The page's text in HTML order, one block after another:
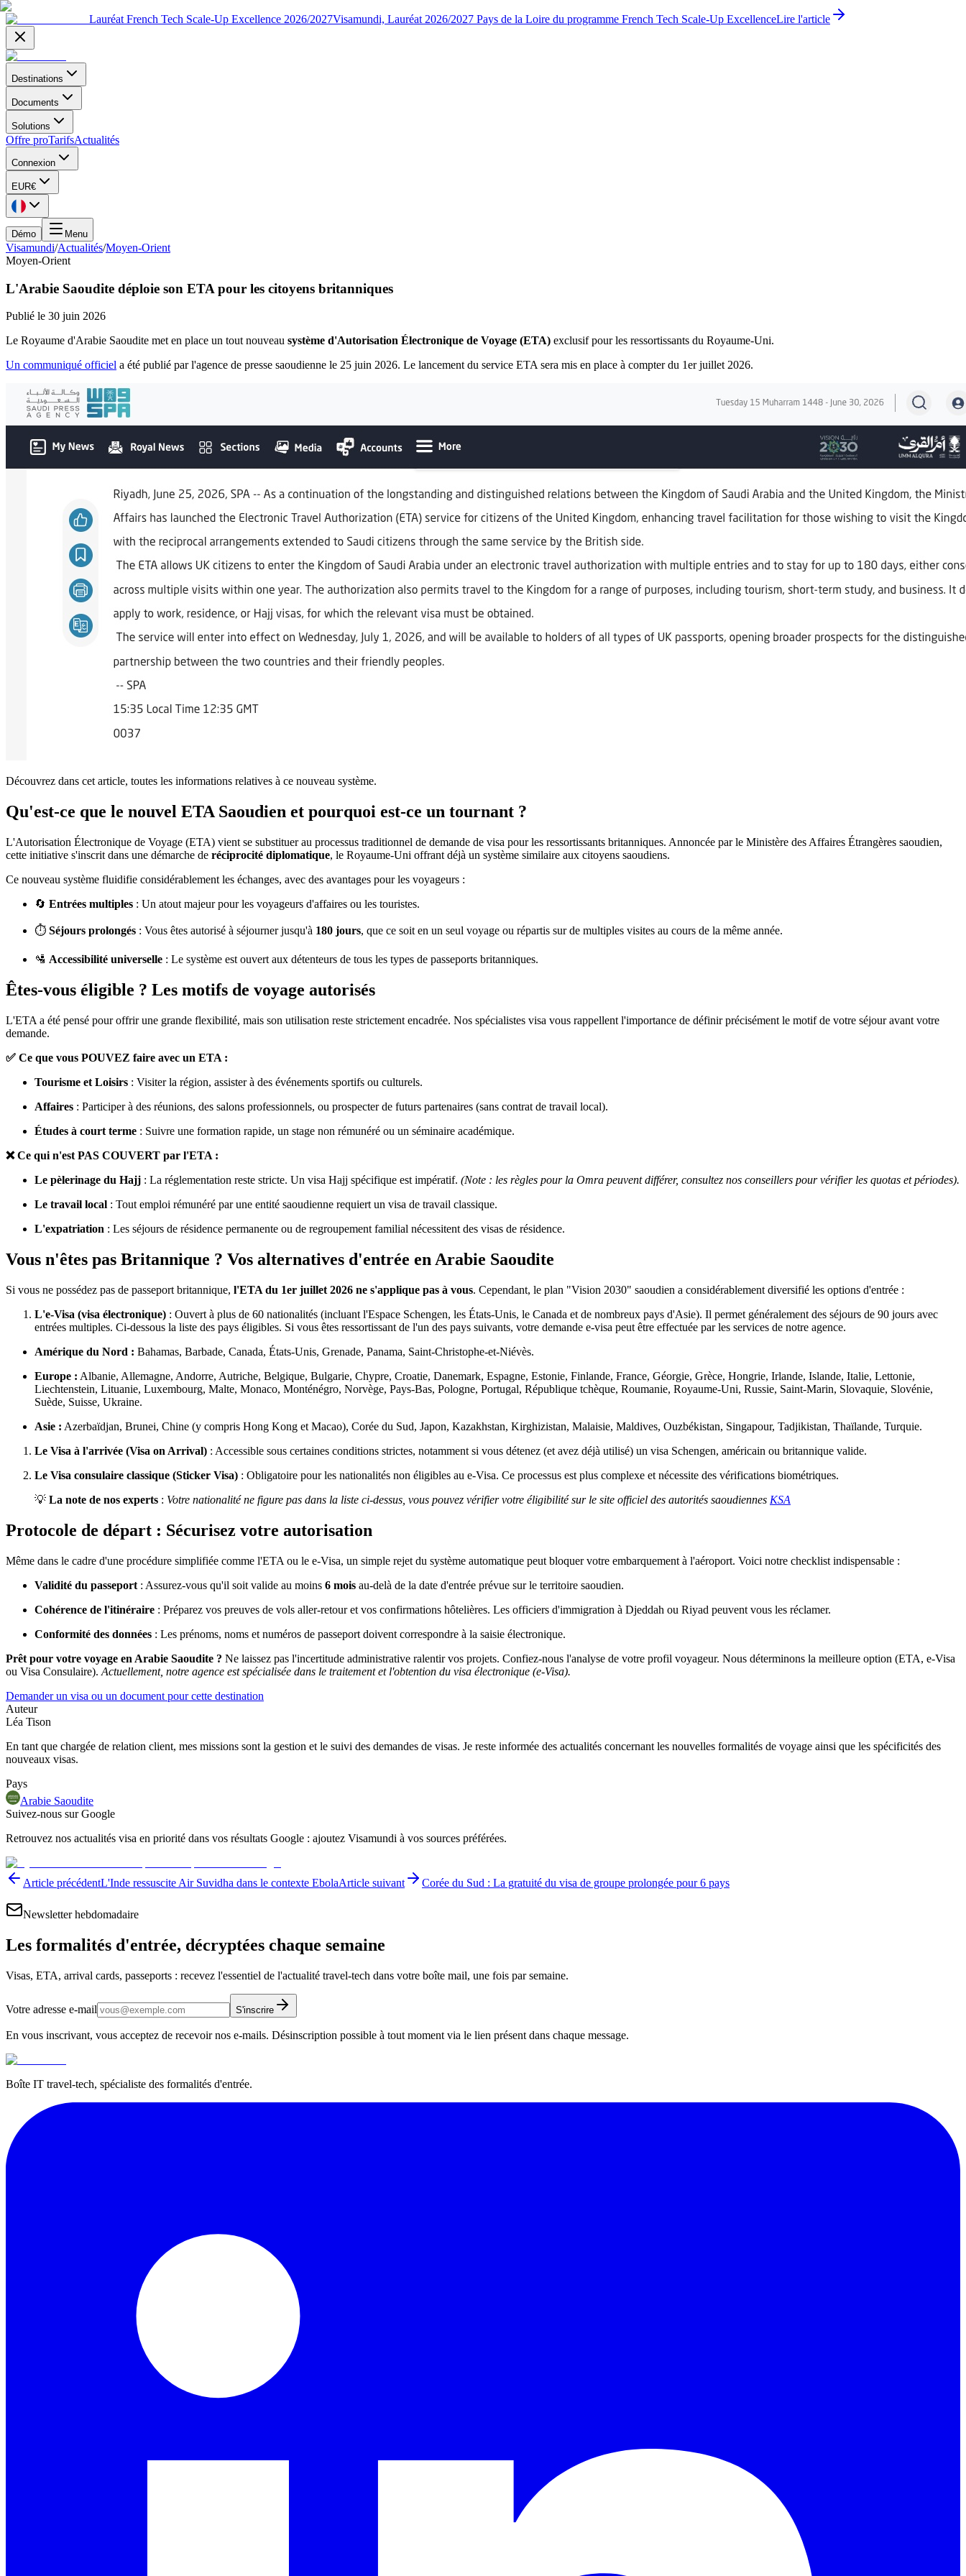
Lauréat French Tech Scale-Up Excellence 2026/2027Visamundi, Lauréat 2026/2027 Pays de la Loire du programme French Tech Scale-Up ExcellenceLire l'article
Destinations
Documents
Solutions
Offre proTarifsActualités
Connexion
EUR€
Démo Menu
Visamundi/Actualités/Moyen-Orient
Moyen-Orient
L'Arabie Saoudite déploie son ETA pour les citoyens britanniques
Publié le 30 juin 2026
Le Royaume d'Arabie Saoudite met en place un tout nouveau système d'Autorisation Électronique de Voyage (ETA) exclusif pour les ressortissants du Royaume-Uni.
Un communiqué officiel a été publié par l'agence de presse saoudienne le 25 juin 2026. Le lancement du service ETA sera mis en place à compter du 1er juillet 2026.
Découvrez dans cet article, toutes les informations relatives à ce nouveau système.
Qu'est-ce que le nouvel ETA Saoudien et pourquoi est-ce un tournant ?
L'Autorisation Électronique de Voyage (ETA) vient se substituer au processus traditionnel de demande de visa pour les ressortissants britanniques. Annoncée par le Ministère des Affaires Étrangères saoudien,
cette initiative s'inscrit dans une démarche de réciprocité diplomatique, le Royaume-Uni offrant déjà un système similaire aux citoyens saoudiens.
Ce nouveau système fluidifie considérablement les échanges, avec des avantages pour les voyageurs :
🔄 Entrées multiples : Un atout majeur pour les voyageurs d'affaires ou les touristes.
⏱️ Séjours prolongés : Vous êtes autorisé à séjourner jusqu'à 180 jours, que ce soit en un seul voyage ou répartis sur de multiples visites au cours de la même année.
🛂 Accessibilité universelle : Le système est ouvert aux détenteurs de tous les types de passeports britanniques.
Êtes-vous éligible ? Les motifs de voyage autorisés
L'ETA a été pensé pour offrir une grande flexibilité, mais son utilisation reste strictement encadrée. Nos spécialistes visa vous rappellent l'importance de définir précisément le motif de votre séjour avant votre
demande.
✅ Ce que vous POUVEZ faire avec un ETA :
Tourisme et Loisirs : Visiter la région, assister à des événements sportifs ou culturels.
Affaires : Participer à des réunions, des salons professionnels, ou prospecter de futurs partenaires (sans contrat de travail local).
Études à court terme : Suivre une formation rapide, un stage non rémunéré ou un séminaire académique.
❌ Ce qui n'est PAS COUVERT par l'ETA :
Le pèlerinage du Hajj : La réglementation reste stricte. Un visa Hajj spécifique est impératif. (Note : les règles pour la Omra peuvent différer, consultez nos conseillers pour vérifier les quotas et périodes).
Le travail local : Tout emploi rémunéré par une entité saoudienne requiert un visa de travail classique.
L'expatriation : Les séjours de résidence permanente ou de regroupement familial nécessitent des visas de résidence.
Vous n'êtes pas Britannique ? Vos alternatives d'entrée en Arabie Saoudite
Si vous ne possédez pas de passeport britannique, l'ETA du 1er juillet 2026 ne s'applique pas à vous. Cependant, le plan "Vision 2030" saoudien a considérablement diversifié les options d'entrée :
L'e-Visa (visa électronique) : Ouvert à plus de 60 nationalités (incluant l'Espace Schengen, les États-Unis, le Canada et de nombreux pays d'Asie). Il permet généralement des séjours de 90 jours avec
entrées multiples. Ci-dessous la liste des pays éligibles. Si vous êtes ressortissant de l'un des pays suivants, votre demande e-visa peut être effectuée par les services de notre agence.
Amérique du Nord : Bahamas, Barbade, Canada, États-Unis, Grenade, Panama, Saint-Christophe-et-Niévès.
Europe : Albanie, Allemagne, Andorre, Autriche, Belgique, Bulgarie, Chypre, Croatie, Danemark, Espagne, Estonie, Finlande, France, Géorgie, Grèce, Hongrie, Irlande, Islande, Italie, Lettonie,
Liechtenstein, Lituanie, Luxembourg, Malte, Monaco, Monténégro, Norvège, Pays-Bas, Pologne, Portugal, République tchèque, Roumanie, Royaume-Uni, Russie, Saint-Marin, Slovaquie, Slovénie,
Suède, Suisse, Ukraine.
Asie : Azerbaïdjan, Brunei, Chine (y compris Hong Kong et Macao), Corée du Sud, Japon, Kazakhstan, Kirghizistan, Malaisie, Maldives, Ouzbékistan, Singapour, Tadjikistan, Thaïlande, Turquie.
Le Visa à l'arrivée (Visa on Arrival) : Accessible sous certaines conditions strictes, notamment si vous détenez (et avez déjà utilisé) un visa Schengen, américain ou britannique valide.
Le Visa consulaire classique (Sticker Visa) : Obligatoire pour les nationalités non éligibles au e-Visa. Ce processus est plus complexe et nécessite des vérifications biométriques.
💡 La note de nos experts : Votre nationalité ne figure pas dans la liste ci-dessus, vous pouvez vérifier votre éligibilité sur le site officiel des autorités saoudiennes KSA
Protocole de départ : Sécurisez votre autorisation
Même dans le cadre d'une procédure simplifiée comme l'ETA ou le e-Visa, un simple rejet du système automatique peut bloquer votre embarquement à l'aéroport. Voici notre checklist indispensable :
Validité du passeport : Assurez-vous qu'il soit valide au moins 6 mois au-delà de la date d'entrée prévue sur le territoire saoudien.
Cohérence de l'itinéraire : Préparez vos preuves de vols aller-retour et vos confirmations hôtelières. Les officiers d'immigration à Djeddah ou Riyad peuvent vous les réclamer.
Conformité des données : Les prénoms, noms et numéros de passeport doivent correspondre à la saisie électronique.
Prêt pour votre voyage en Arabie Saoudite ? Ne laissez pas l'incertitude administrative ralentir vos projets. Confiez-nous l'analyse de votre profil voyageur. Nous déterminons la meilleure option (ETA, e-Visa
ou Visa Consulaire). Actuellement, notre agence est spécialisée dans le traitement et l'obtention du visa électronique (e-Visa).
Demander un visa ou un document pour cette destination
Auteur
Léa Tison
En tant que chargée de relation client, mes missions sont la gestion et le suivi des demandes de visas. Je reste informée des actualités concernant les nouvelles formalités de voyage ainsi que les spécificités des
nouveaux visas.
Pays
Arabie Saoudite
Suivez-nous sur Google
Retrouvez nos actualités visa en priorité dans vos résultats Google : ajoutez Visamundi à vos sources préférées.
Article précédentL'Inde ressuscite Air Suvidha dans le contexte EbolaArticle suivant Corée du Sud : La gratuité du visa de groupe prolongée pour 6 pays
Newsletter hebdomadaire
Les formalités d'entrée, décryptées chaque semaine
Visas, ETA, arrival cards, passeports : recevez l'essentiel de l'actualité travel-tech dans votre boîte mail, une fois par semaine.
Votre adresse e-mail S'inscrire
En vous inscrivant, vous acceptez de recevoir nos e-mails. Désinscription possible à tout moment via le lien présent dans chaque message.
Boîte IT travel-tech, spécialiste des formalités d'entrée.